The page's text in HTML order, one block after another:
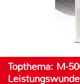
Topthema: M-